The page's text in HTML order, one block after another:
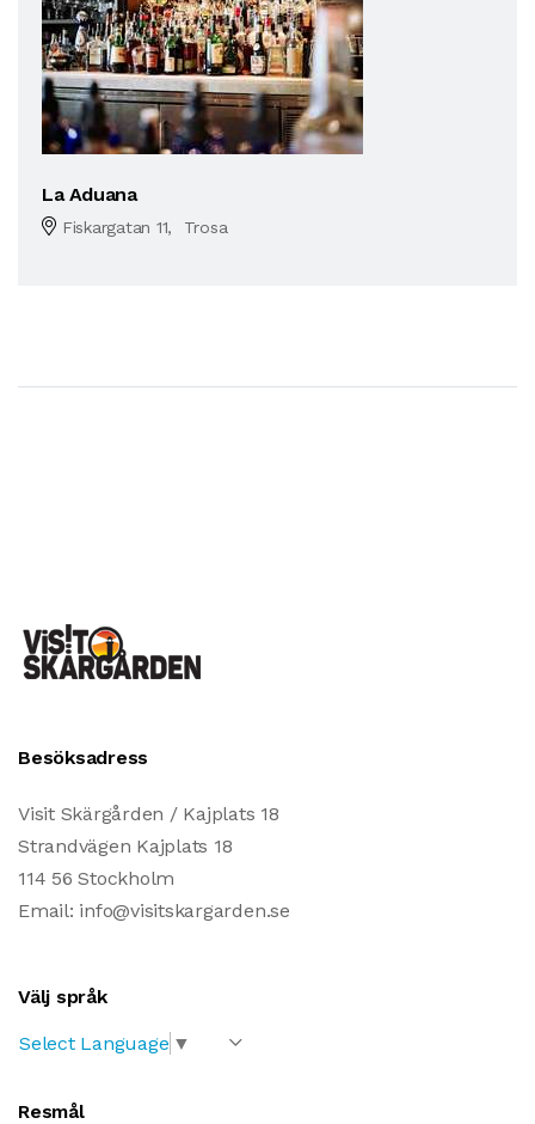
La Aduana
Fiskargatan 11, Trosa
Besöksadress
Visit Skärgården / Kajplats 18
Strandvägen Kajplats 18
114 56 Stockholm
Email: info@visitskargarden.se
Välj språk
Select Language ▼
Resmål